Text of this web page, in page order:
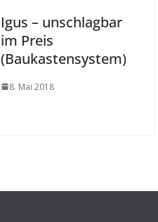
Igus – unschlagbar
im Preis
(Baukastensystem)
8. Mai 2018